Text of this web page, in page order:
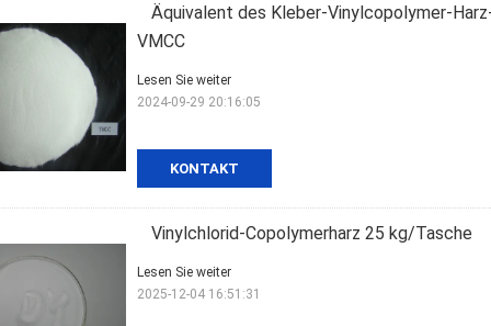
Äquivalent des Kleber-Vinylcopolymer-
VMCC
KONTAKT
Lesen Sie weiter
2024-09-29 20:16:05
Vinylchlorid-Copolymerharz 25 kg/Tasche
Lesen Sie weiter
2025-12-04 16:51:31